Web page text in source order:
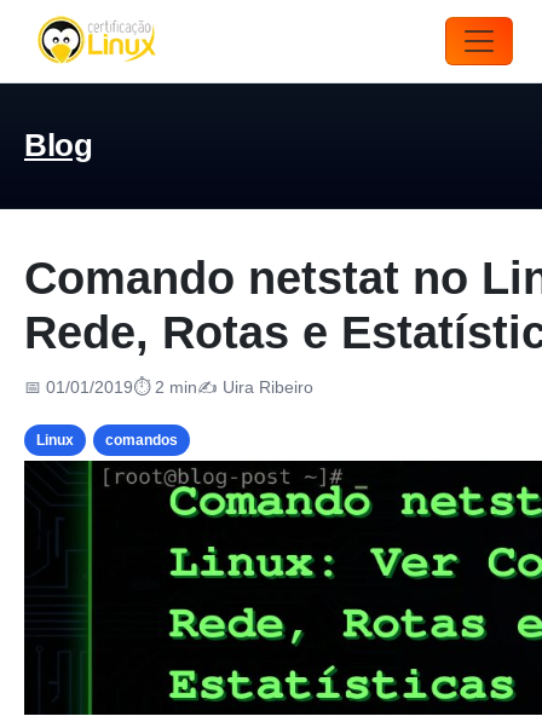
Blog
Comando netstat no
Rede, Rotas e
📅 01/01/2019⏱ 2 min✍️ Uira Ribeiro
Linux comandos